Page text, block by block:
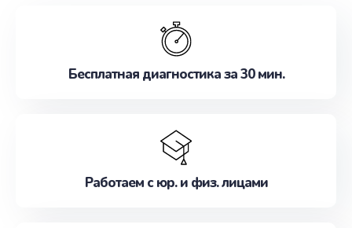
наилучшим образом. Не медлите записаться на
Бесплатная диагностика за 30 мин.
Работаем с юр. и физ. лицами